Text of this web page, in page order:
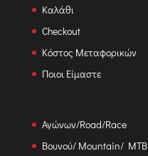
Καλάθι
Checkout
Κόστος Μεταφορικών
Ποιοι Είμαστε
Αγώνων/Road/Race
Βουνού/ Mountain/ MTB